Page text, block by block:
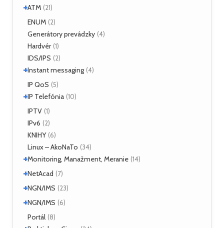
Linux
+ATM (21)
ATM Linux
+Hardvér (6)
ENUM (2)
Generátory prevádzky (4)
Hardvér (1)
IDS/IPS (2)
+Instant messaging (4)
SIMPLE
XMPP (2)
IP QoS (5)
+IP Telefónia (10)
VoIP
IPTV (1)
IPv6 (2)
KNIHY (6)
Linux – AkoNaTo (34)
+Monitoring, Manažment, Meranie (14)
Nástroje
NetFlow
SNMP
+NetAcad (7)
CCNA (2)
Príklady
+NGN/IMS (23)
Kamailio IMS
OpenIMSCore
+NGN/IMS (6)
Kamailio IMS
Portál (8)